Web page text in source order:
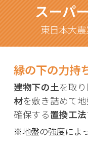
スーパ
東日本大
縁の下の力持
建物下の土を取
材を敷き詰めて
確保する置換工法
※地盤の強度によ